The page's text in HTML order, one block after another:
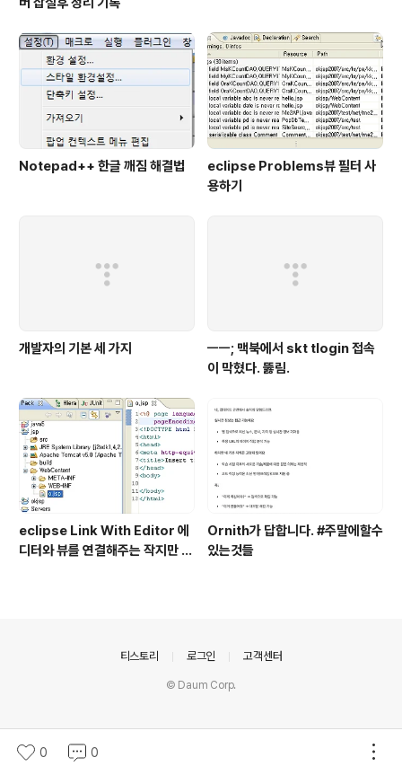
Notepad++ 한글 깨짐 해결법
eclipse Problems뷰 필터 사
용하기
개발자의 기본 세 가지
ㅡㅡ; 맥북에서 skt tlogin 접속
이 막혔다. 뚫림.
eclipse Link With Editor 에
디터와 뷰를 연결해주는 작지만 큰
Ornith가 답합니다. #주말에할수
있는것들
0 0
티스토리 로그인 고객센터
© Daum Corp.